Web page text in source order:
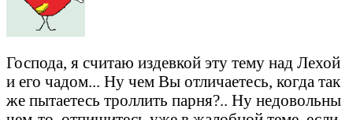
Господа, я считаю издевкой эту тему над Лехой
и его чадом... Ну чем Вы отличаетесь, когда так
же пытаетесь троллить парня?.. Ну недовольны